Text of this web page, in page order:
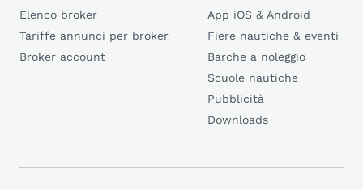
Elenco broker
Tariffe annunci per broker
Broker account
App iOS & Android
Fiere nautiche & eventi
Barche a noleggio
Scuole nautiche
Pubblicità
Downloads